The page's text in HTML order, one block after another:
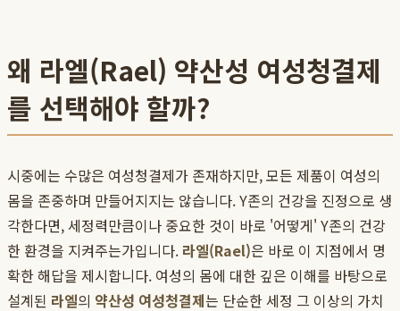
왜 라엘(Rael) 약산성 여성청결제
를 선택해야 할까?
시중에는 수많은 여성청결제가 존재하지만, 모든 제품이 여성의
몸을 존중하며 만들어지지는 않습니다. Y존의 건강을 진정으로 생
각한다면, 세정력만큼이나 중요한 것이 바로 '어떻게' Y존의 건강
한 환경을 지켜주는가입니다. 라엘(Rael)은 바로 이 지점에서 명
확한 해답을 제시합니다. 여성의 몸에 대한 깊은 이해를 바탕으로
설계된 라엘의 약산성 여성청결제는 단순한 세정 그 이상의 가치